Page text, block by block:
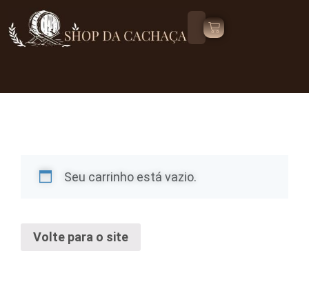
Seu carrinho está vazio.
Volte para o site